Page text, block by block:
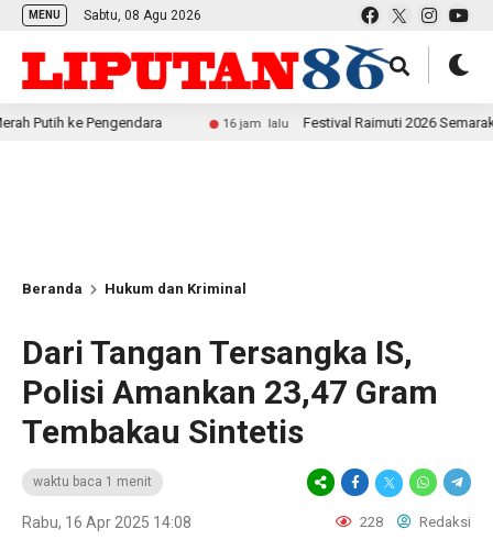
MENU Sabtu, 08 Agu 2026
ke Pengendara 16 jam lalu Festival Raimuti 2026 Semarak,
Beranda Hukum dan Kriminal
Dari Tangan Tersangka IS,
Polisi Amankan 23,47 Gram
Tembakau Sintetis
waktu baca 1 menit
Rabu, 16 Apr 2025 14:08 228 Redaksi